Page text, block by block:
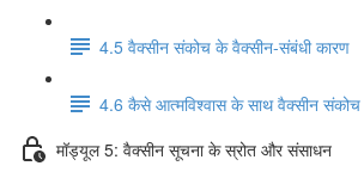
4.5 वैक्सीन संकोच के वैक्सीन-संबंधी कारण
4.6 कैसे आत्मविश्वास के साथ वैक्सीन संकोच
मॉड्यूल 5: वैक्सीन सूचना के स्रोत और संसाधन